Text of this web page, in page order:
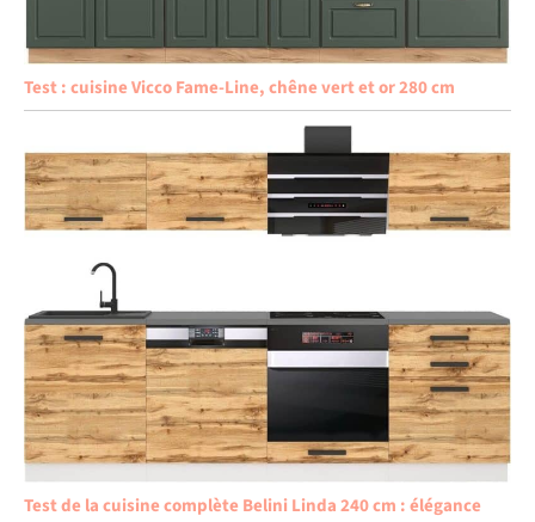
Test : cuisine Vicco Fame-Line, chêne vert et or 280 cm
Test de la cuisine complète Belini Linda 240 cm : élégance